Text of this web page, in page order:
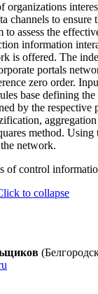
channels to
assess the
information
is offered. The
portals
zero order.
base defining
by the
method.
network.
of control
to collapse